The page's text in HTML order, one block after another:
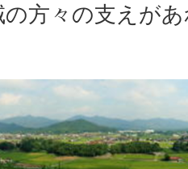
の方々の支えが